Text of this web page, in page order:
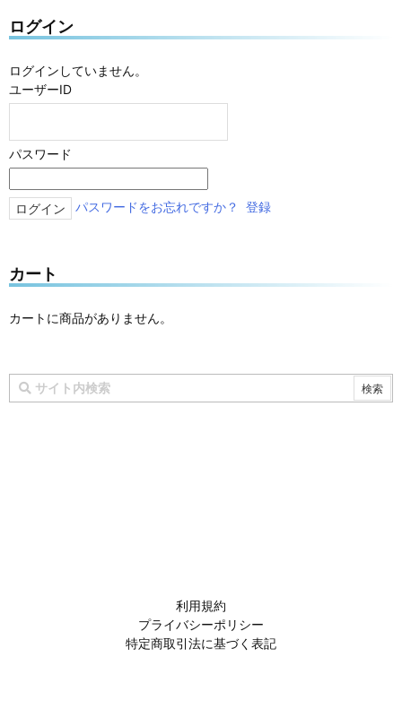
ログイン
ログインしていません。
ユーザーID
パスワード
パスワードをお忘れですか？ 登録
カート
カートに商品がありません。
利用規約
プライバシーポリシー
特定商取引法に基づく表記